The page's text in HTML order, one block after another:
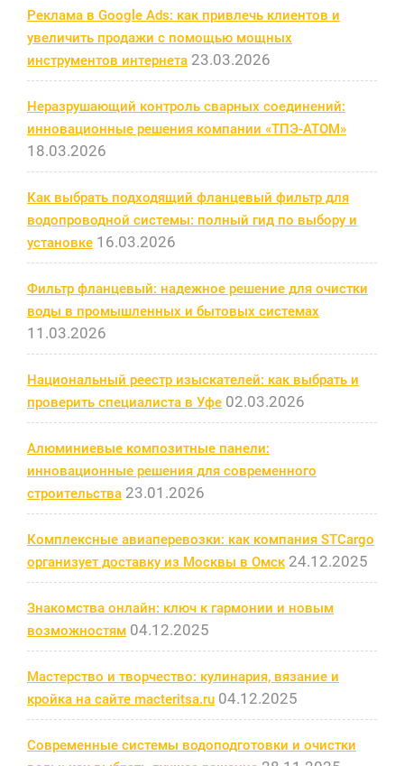
Реклама в Google Ads: как привлечь клиентов и
увеличить продажи с помощью мощных
инструментов интернета 23.03.2026
Неразрушающий контроль сварных соединений:
инновационные решения компании «ТПЭ-АТОМ»
18.03.2026
Как выбрать подходящий фланцевый фильтр для
водопроводной системы: полный гид по выбору и
установке 16.03.2026
Фильтр фланцевый: надежное решение для очистки
воды в промышленных и бытовых системах
11.03.2026
Национальный реестр изыскателей: как выбрать и
проверить специалиста в Уфе 02.03.2026
Алюминиевые композитные панели:
инновационные решения для современного
строительства 23.01.2026
Комплексные авиаперевозки: как компания STCargo
организует доставку из Москвы в Омск 24.12.2025
Знакомства онлайн: ключ к гармонии и новым
возможностям 04.12.2025
Мастерство и творчество: кулинария, вязание и
кройка на сайте macteritsa.ru 04.12.2025
Современные системы водоподготовки и очистки